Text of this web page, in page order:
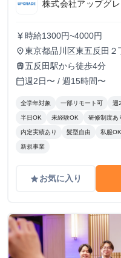
株式会社アップグ
currency_yen 時給1300円~4000円
place東京都品川区東五反田２
田５階
train 五反田駅から徒歩4分
calendar_today週2日〜 / 週15時間〜
全学年対象 一部リモート可 週
半日OK 未経験OK 研修制度あ
内定実績あり 髪型自由 私服OK
新規事業
gradeお気に入り